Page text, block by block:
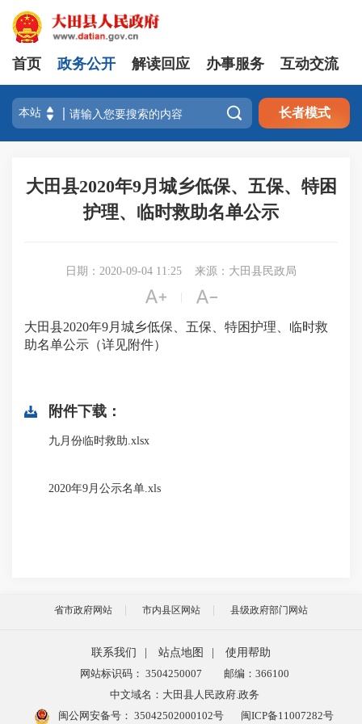
首页 政务公开 解读回应 办事服务 互动交流
 长者模式
大田县2020年9月城乡低保、五保、特困
护理、临时救助名单公示
日期：2020-09-04 11:25 来源：大田县民政局
 
大田县2020年9月城乡低保、五保、特困护理、临时救
助名单公示（详见附件）
附件下载：
九月份临时救助.xlsx
2020年9月公示名单.xls
省市政府网站 市内县区网站 县级政府部门网站
联系我们 站点地图
使用帮助
网站标识码： 3504250007
邮编：366100
中文域名：大田县人民政府.政务
闽公网安备号： 35042502000102号 闽ICP备11007282号